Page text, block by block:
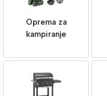
Oprema za
kampiranje